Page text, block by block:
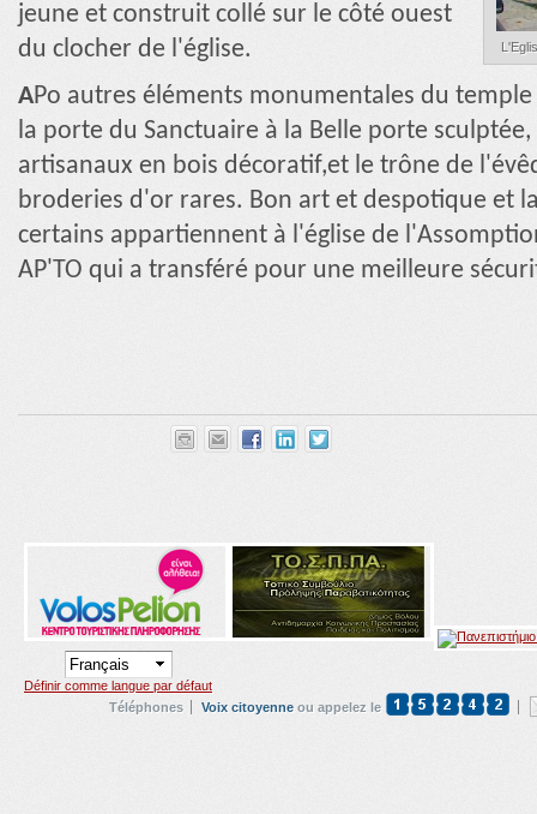
jeune et construit collé sur le côté ouest
du clocher de l'église.
APo autres éléments monumentales du
la porte du Sanctuaire à la Belle porte
artisanaux en bois décoratif,et le trône de
broderies d'or rares. Bon art et despotique et
certains appartiennent à l'église de
AP'TO qui a transféré pour une meilleure
Définir comme langue par défaut
Téléphones
Voix citoyenne ou appelez le